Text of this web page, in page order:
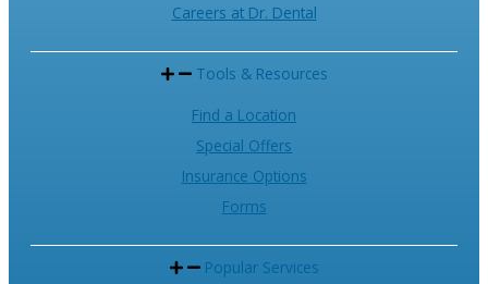
Careers at Dr. Dental
Tools & Resources
Find a Location
Special Offers
Insurance Options
Forms
Popular Services